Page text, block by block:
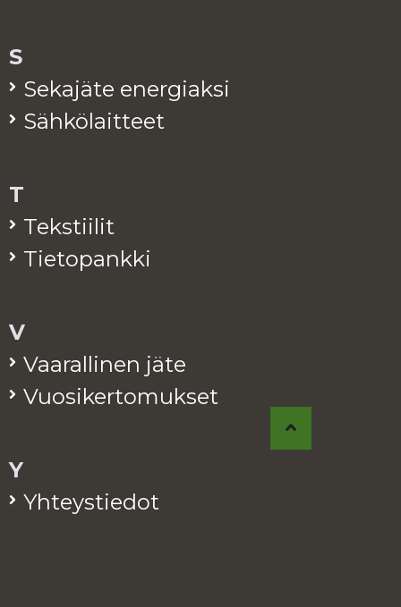
S
Se­ka­jä­te ener­giak­si
Säh­kö­lait­teet
T
Teks­tii­lit
Tie­to­pank­ki
V
Vaa­ral­li­nen jäte
Vuo­si­ker­to­muk­set
Y
Yh­teys­tie­dot